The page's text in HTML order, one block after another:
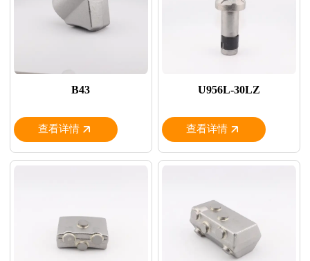
B43
查看详情
U956L-30LZ
查看详情